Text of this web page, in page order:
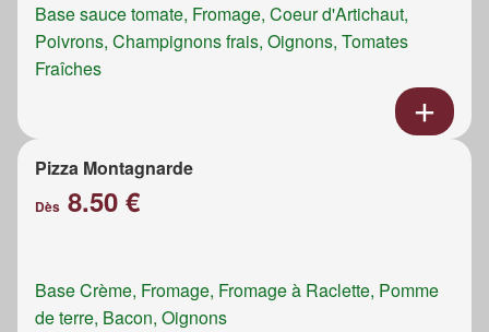
Base sauce tomate, Fromage, Coeur d'Artichaut,
Poivrons, Champignons frais, Oignons, Tomates
Fraîches
Pizza Montagnarde
Dès 8.50 €
Base Crème, Fromage, Fromage à Raclette, Pomme
de terre, Bacon, Oignons